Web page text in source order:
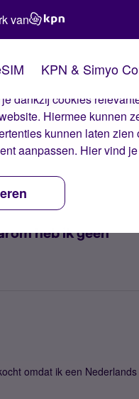
deze cookies zorgen
dankzij cookies
Hiermee kunnen
kunnen laten
aanpassen. Hier vind
van
KPN & Simyo
heb ik geen
omdat ik een Nederlands